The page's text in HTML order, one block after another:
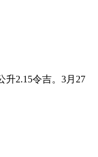
2.15令吉。3月27